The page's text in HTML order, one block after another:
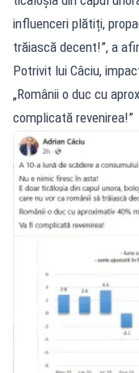
influenceri plătiți,
trăiască decent!”, a
Potrivit lui Câciu,
„Românii o duc cu
complicată revenirea!”